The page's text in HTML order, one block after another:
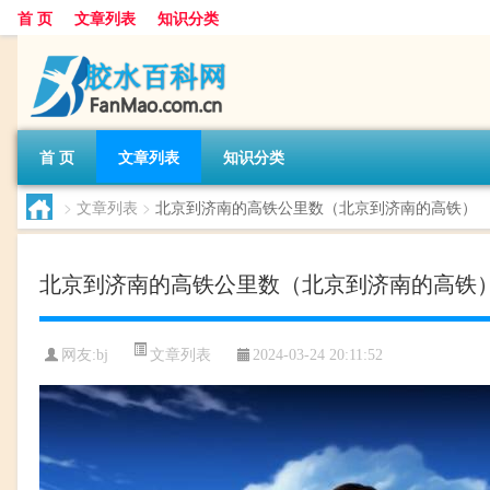
首 页 文章列表 知识分类
首 页 文章列表 知识分类
> 文章列表 > 北京到济南的高铁公里数（北京到济南的高铁）
北京到济南的高铁公里数（北京到济南的高铁
网友:bj 文章列表 2024-03-24 20:11:52